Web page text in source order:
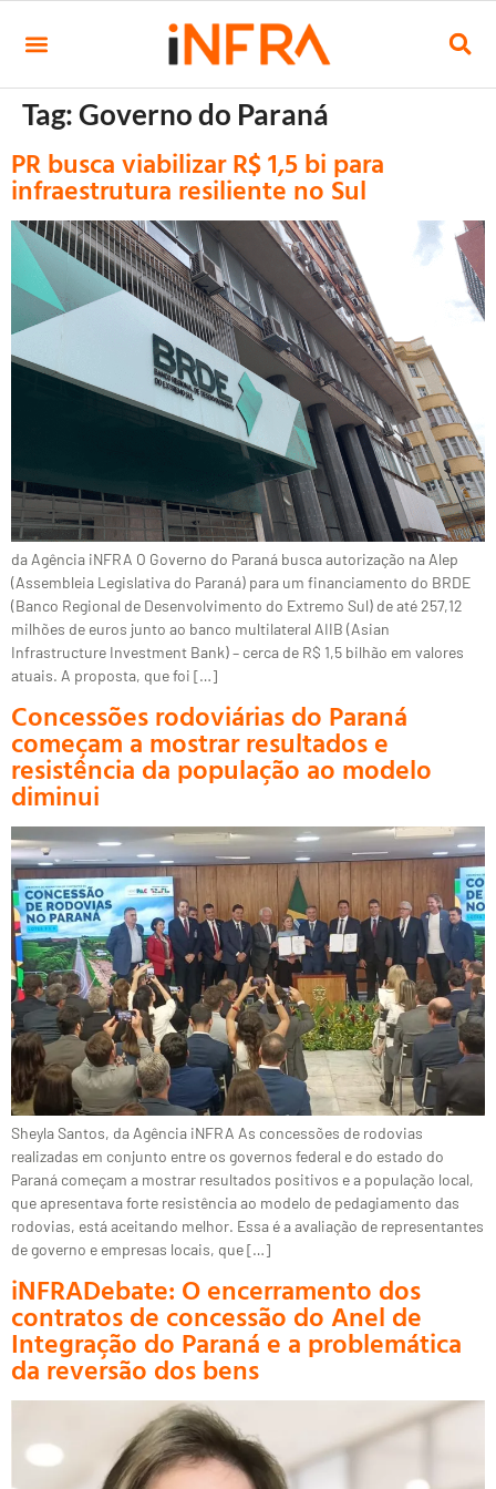
Tag:Governo do Paraná
PR busca viabilizar R$ 1,5 bi para
infraestrutura resiliente no Sul
da Agência iNFRA O Governo do Paraná busca autorização na Alep
(Assembleia Legislativa do Paraná) para um financiamento do BRDE
(Banco Regional de Desenvolvimento do Extremo Sul) de até 257,12
milhões de euros junto ao banco multilateral AIIB (Asian
Infrastructure Investment Bank) – cerca de R$ 1,5 bilhão em valores
atuais. A proposta, que foi […]
Concessões rodoviárias do Paraná
começam a mostrar resultados e
resistência da população ao modelo
diminui
Sheyla Santos, da Agência iNFRA As concessões de rodovias
realizadas em conjunto entre os governos federal e do estado do
Paraná começam a mostrar resultados positivos e a população local,
que apresentava forte resistência ao modelo de pedagiamento das
rodovias, está aceitando melhor. Essa é a avaliação de representantes
de governo e empresas locais, que […]
iNFRADebate: O encerramento dos
contratos de concessão do Anel de
Integração do Paraná e a problemática
da reversão dos bens